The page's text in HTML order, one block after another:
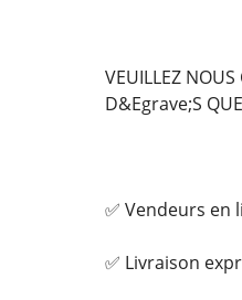
VEUILLEZ
D&Egrave;S
✅ Vendeurs en
✅ Livraison